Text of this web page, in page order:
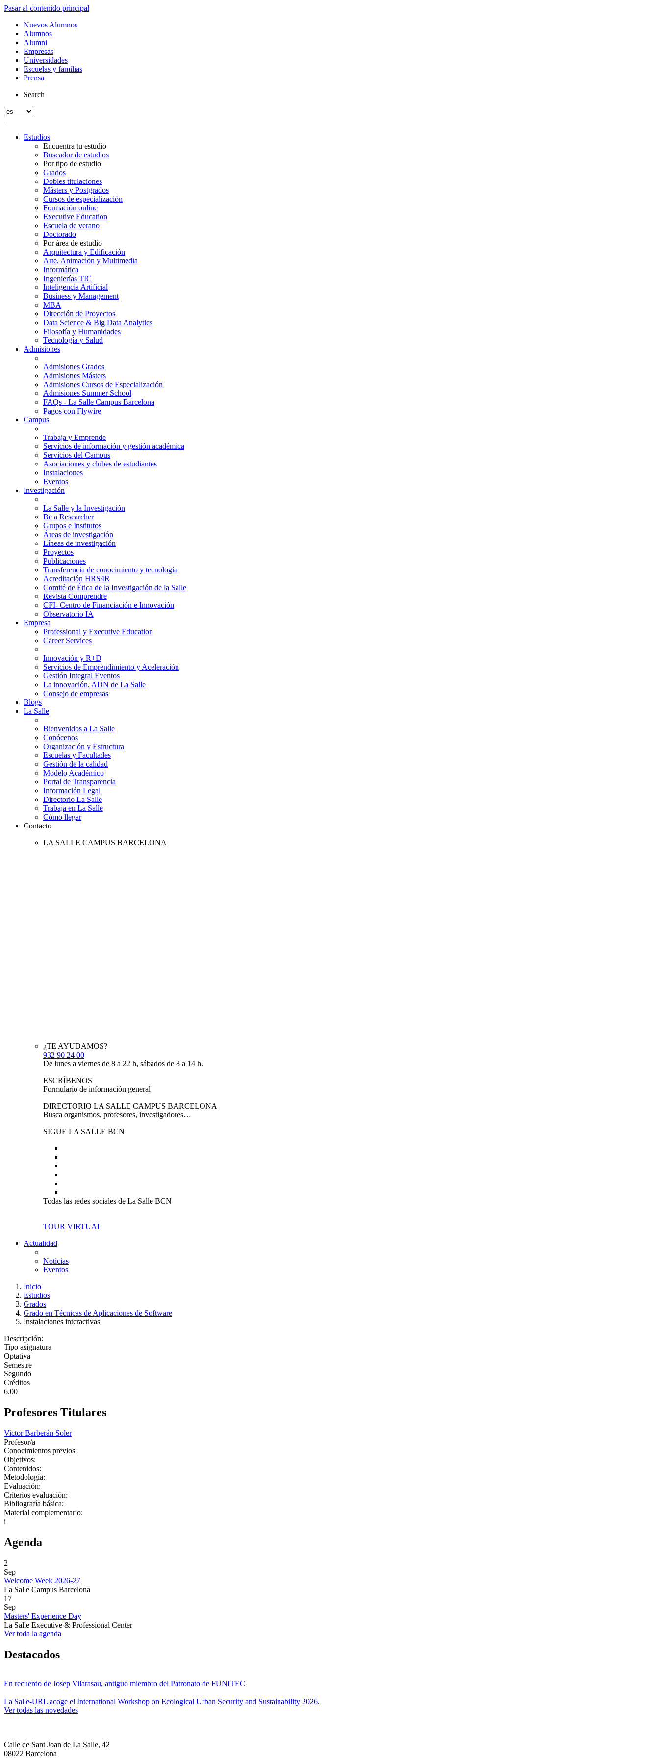
Pasar al contenido principal
Nuevos Alumnos
Alumnos
Alumni
Empresas
Universidades
Escuelas y familias
Prensa
Search
Estudios
Encuentra tu estudio
Buscador de estudios
Por tipo de estudio
Grados
Dobles titulaciones
Másters y Postgrados
Cursos de especialización
Formación online
Executive Education
Escuela de verano
Doctorado
Por área de estudio
Arquitectura y Edificación
Arte, Animación y Multimedia
Informática
Ingenierías TIC
Inteligencia Artificial
Business y Management
MBA
Dirección de Proyectos
Data Science & Big Data Analytics
Filosofía y Humanidades
Tecnología y Salud
Admisiones
Admisiones Grados
Admisiones Másters
Admisiones Cursos de Especialización
Admisiones Summer School
FAQs - La Salle Campus Barcelona
Pagos con Flywire
Campus
Trabaja y Emprende
Servicios de información y gestión académica
Servicios del Campus
Asociaciones y clubes de estudiantes
Instalaciones
Eventos
Investigación
La Salle y la Investigación
Be a Researcher
Grupos e Institutos
Áreas de investigación
Líneas de investigación
Proyectos
Publicaciones
Transferencia de conocimiento y tecnología
Acreditación HRS4R
Comité de Ética de la Investigación de la Salle
Revista Comprendre
CFI- Centro de Financiación e Innovación
Observatorio IA
Empresa
Professional y Executive Education
Career Services
Innovación y R+D
Servicios de Emprendimiento y Aceleración
Gestión Integral Eventos
La innovación, ADN de La Salle
Consejo de empresas
Blogs
La Salle
Bienvenidos a La Salle
Conócenos
Organización y Estructura
Escuelas y Facultades
Gestión de la calidad
Modelo Académico
Portal de Transparencia
Información Legal
Directorio La Salle
Trabaja en La Salle
Cómo llegar
Contacto
LA SALLE CAMPUS BARCELONA
¿TE AYUDAMOS?
932 90 24 00
De lunes a viernes de 8 a 22 h, sábados de 8 a 14 h.
ESCRÍBENOS
Formulario de información general
DIRECTORIO LA SALLE CAMPUS BARCELONA
Busca organismos, profesores, investigadores…
SIGUE LA SALLE BCN
Todas las redes sociales de La Salle BCN
TOUR VIRTUAL
Actualidad
Noticias
Eventos
Inicio
Estudios
Grados
Grado en Técnicas de Aplicaciones de Software
Instalaciones interactivas
Descripción:
Tipo asignatura
Optativa
Semestre
Segundo
Créditos
6.00
Profesores Titulares
Victor Barberán Soler
Profesor/a
Conocimientos previos:
Objetivos:
Contenidos:
Metodología:
Evaluación:
Criterios evaluación:
Bibliografía básica:
Material complementario:
i
Agenda
2
Sep
Welcome Week 2026-27
La Salle Campus Barcelona
17
Sep
Masters' Experience Day
La Salle Executive & Professional Center
Ver toda la agenda
Destacados
En recuerdo de Josep Vilarasau, antiguo miembro del Patronato de FUNITEC
La Salle-URL acoge el International Workshop on Ecological Urban Security and Sustainability 2026.
Ver todas las novedades
Calle de Sant Joan de La Salle, 42
08022 Barcelona